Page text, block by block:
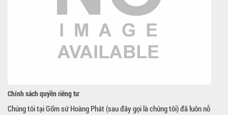
Chính sách quyền riêng tư
Chúng tôi tại Gốm sứ Hoàng Phát (sau đây gọi là chúng tôi) đã luôn nỗ